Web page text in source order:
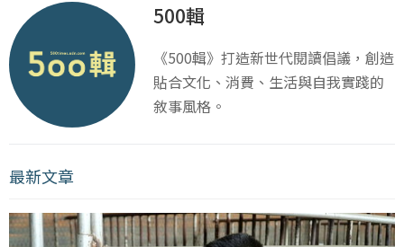
500輯
《500輯》打造新世代閱讀倡議，創造
貼合文化、消費、生活與自我實踐的
敘事風格。
最新文章